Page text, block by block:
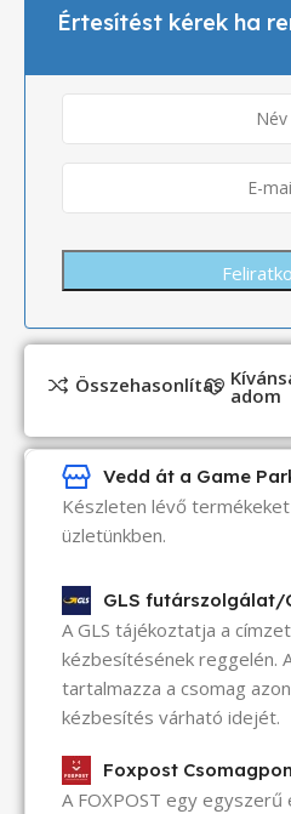
Értesítést kérek ha
Összehasonlítás adom
Vedd át a Game
Készleten lévő
üzletünkben.
GLS futárszolgálat/
A GLS tájékoztatja a
kézbesítésének reggelén.
tartalmazza a csomag
kézbesítés várható idejét.
Foxpost
A FOXPOST egy